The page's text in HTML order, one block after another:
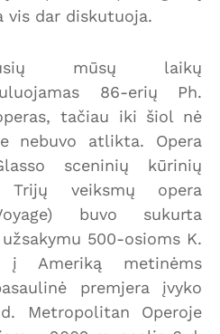
vis dar diskutuoja.
mūsų laikų
86-erių Ph.
tačiau iki šiol nė
nebuvo atlikta. Opera
sceninių kūrinių
Trijų veiksmų opera
buvo sukurta
500-osioms K.
į Ameriką metinėms
premjera įvyko
Metropolitan Operoje